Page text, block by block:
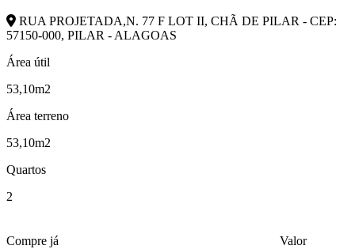
RUA PROJETADA,N. 77 F LOT II, CHÃ DE PILAR - CEP:
57150-000, PILAR - ALAGOAS
Área útil
53,10m2
Área terreno
53,10m2
Quartos
2
Compre já
Valor